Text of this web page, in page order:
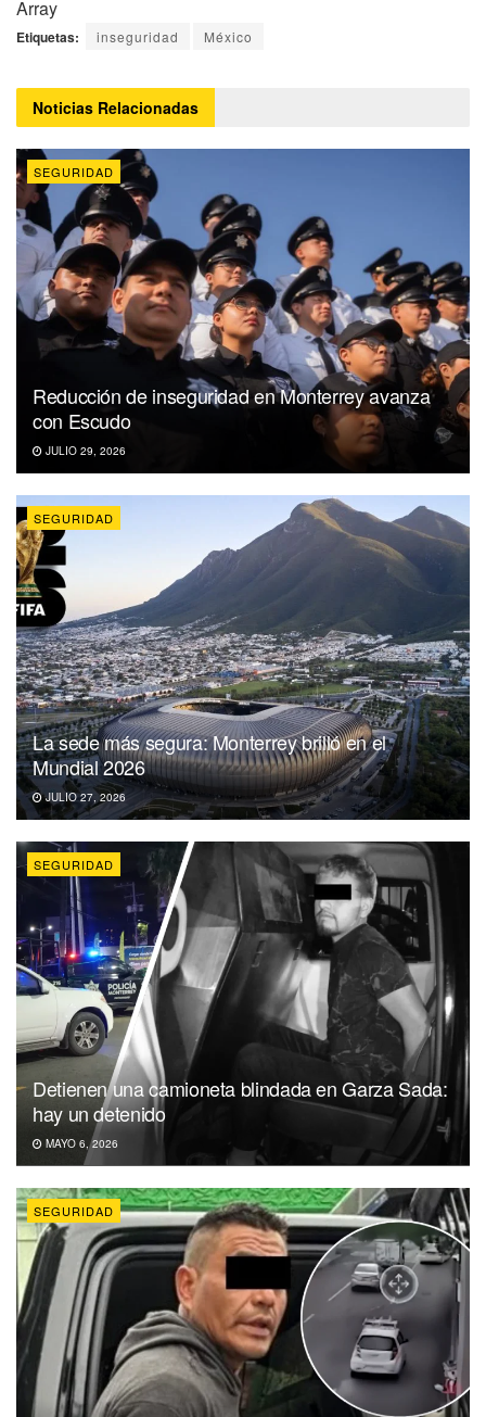
Array
Etiquetas: inseguridad México
Noticias Relacionadas
SEGURIDAD
Reducción de inseguridad en Monterrey avanza
con Escudo
JULIO 29, 2026
SEGURIDAD
La sede más segura: Monterrey brilló en el
Mundial 2026
JULIO 27, 2026
SEGURIDAD
Detienen una camioneta blindada en Garza Sada:
hay un detenido
MAYO 6, 2026
SEGURIDAD